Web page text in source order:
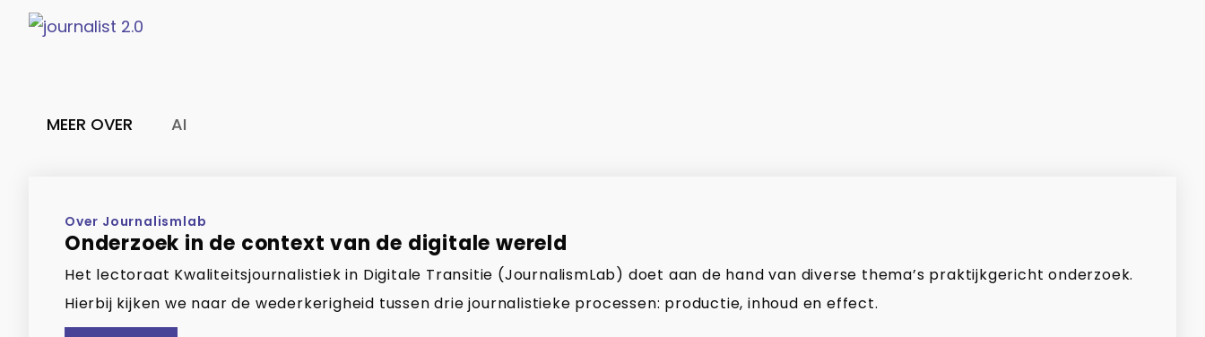
MEER OVER AI
Over Journalismlab
Onderzoek in de context van de digitale wereld
Het lectoraat Kwaliteitsjournalistiek in Digitale Transitie (JournalismLab) doet aan de hand van diverse thema’s praktijkgericht onderzoek.
Hierbij kijken we naar de wederkerigheid tussen drie journalistieke processen: productie, inhoud en effect.